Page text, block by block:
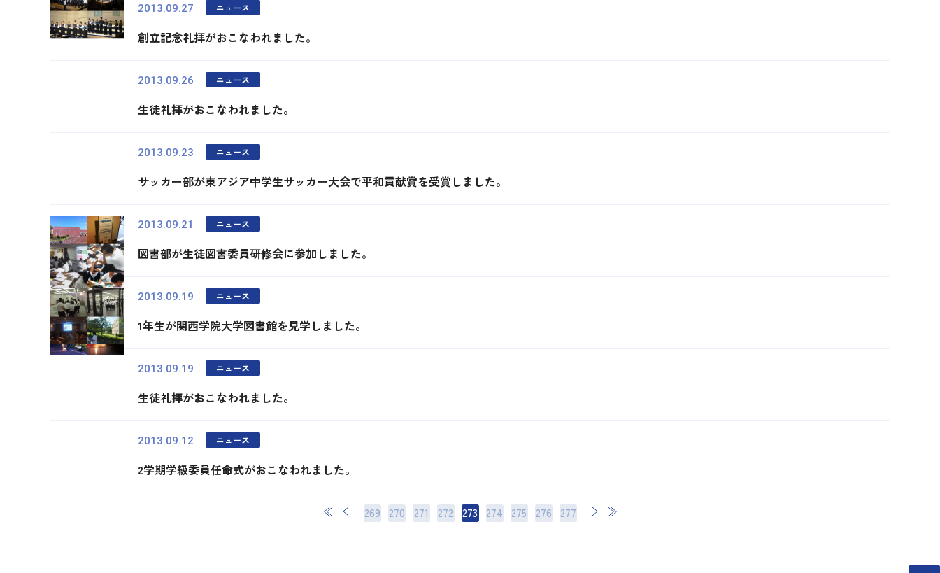
2013.09.27 ニュース
創立記念礼拝がおこなわれました。
2013.09.26 ニュース
生徒礼拝がおこなわれました。
2013.09.23 ニュース
サッカー部が東アジア中学生サッカー大会で平和貢献賞を受賞しました。
2013.09.21 ニュース
図書部が生徒図書委員研修会に参加しました。
2013.09.19 ニュース
1年生が関西学院大学図書館を見学しました。
2013.09.19 ニュース
生徒礼拝がおこなわれました。
2013.09.12 ニュース
2学期学級委員任命式がおこなわれました。
269 270 271 272 273 274 275 276 277
次 最後